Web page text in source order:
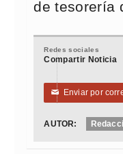
de tesorería
Redes sociales
Compartir Noticia
✉ Enviar por
AUTOR: